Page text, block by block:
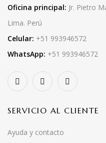
Oficina principal: Jr. Pietro
Lima. Perú
Celular: +51 993946572
WhatsApp: +51 993946572
SERVICIO AL CLIENTE
Ayuda y contacto